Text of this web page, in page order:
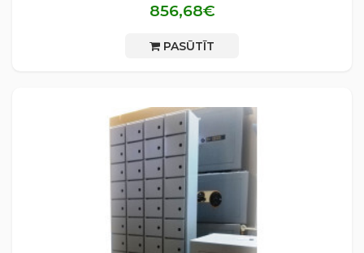
856,68€
PASŪTĪT